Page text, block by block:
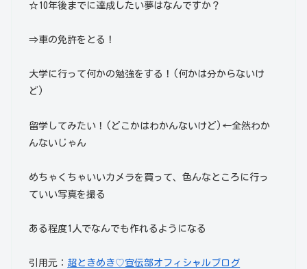
☆10年後までに達成したい夢はなんですか？
⇒車の免許をとる！
大学に行って何かの勉強をする！(何かは分からないけ
ど)
留学してみたい！(どこかはわかんないけど)←全然わか
んないじゃん
めちゃくちゃいいカメラを買って、色んなところに行っ
ていい写真を撮る
ある程度1人でなんでも作れるようになる
引用元： 超ときめき♡宣伝部オフィシャルブログ